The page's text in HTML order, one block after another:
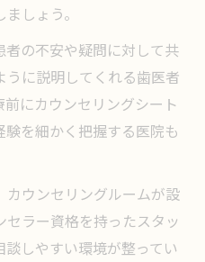
しょう。
の不安や疑問に対して共
に説明してくれる歯医者
にカウンセリングシート
を細かく把握する医院も
ウンセリングルームが設
ラー資格を持ったスタッ
しやすい環境が整ってい